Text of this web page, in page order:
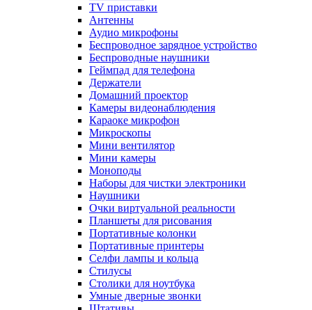
TV приставки
Антенны
Аудио микрофоны
Беспроводное зарядное устройство
Беспроводные наушники
Геймпад для телефона
Держатели
Домашний проектор
Камеры видеонаблюдения
Караоке микрофон
Микроскопы
Мини вентилятор
Мини камеры
Моноподы
Наборы для чистки электроники
Наушники
Очки виртуальной реальности
Планшеты для рисования
Портативные колонки
Портативные принтеры
Селфи лампы и кольца
Стилусы
Столики для ноутбука
Умные дверные звонки